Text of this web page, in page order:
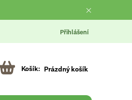
Přihlášení
Prázdný košík